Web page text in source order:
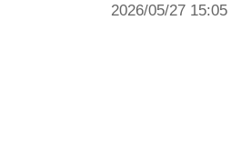
2026/05/27 15:05